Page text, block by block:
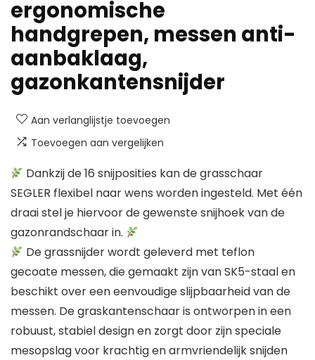
ergonomische
handgrepen, messen anti-
aanbaklaag,
gazonkantensnijder
Aan verlanglijstje toevoegen
Toevoegen aan vergelijken
Dankzij de 16 snijposities kan de grasschaar
SEGLER flexibel naar wens worden ingesteld. Met één
draai stel je hiervoor de gewenste snijhoek van de
gazonrandschaar in.
De grassnijder wordt geleverd met teflon
gecoate messen, die gemaakt zijn van SK5-staal en
beschikt over een eenvoudige slijpbaarheid van de
messen. De graskantenschaar is ontworpen in een
robuust, stabiel design en zorgt door zijn speciale
mesopslag voor krachtig en armvriendelijk snijden